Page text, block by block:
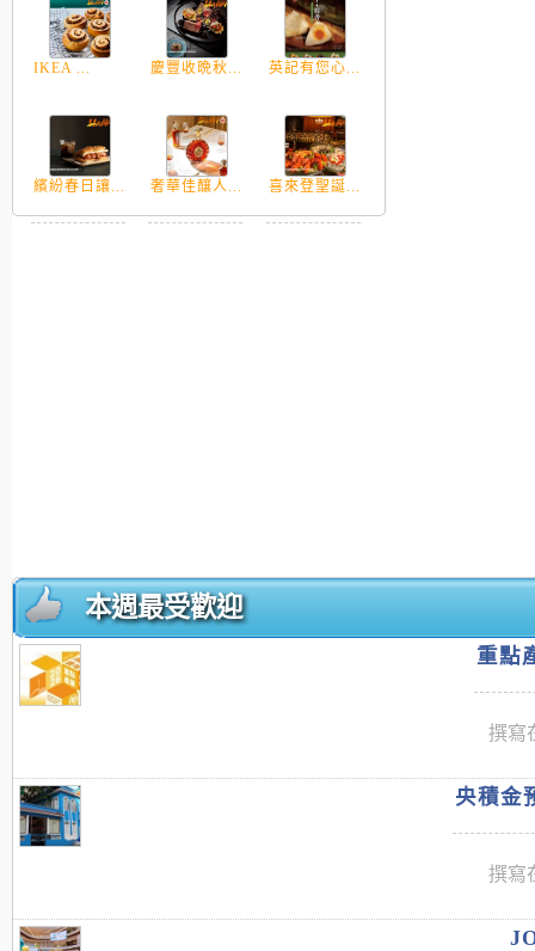
IKEA ... 慶豐收晩秋... 英記有您心...
繽紛春日讓... 奢華佳釀人... 喜來登聖誕...
本週最受歡迎
重點
撰寫
央積金
撰寫